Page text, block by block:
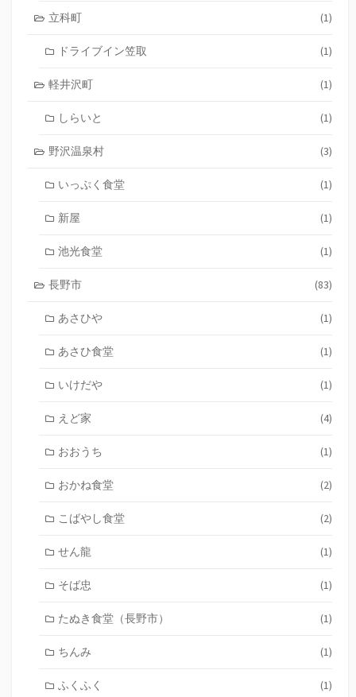
立科町 (1)
ドライブイン笠取 (1)
軽井沢町 (1)
しらいと (1)
野沢温泉村 (3)
いっぷく食堂 (1)
新屋 (1)
池光食堂 (1)
長野市 (83)
あさひや (1)
あさひ食堂 (1)
いけだや (1)
えど家 (4)
おおうち (1)
おかね食堂 (2)
こばやし食堂 (2)
せん龍 (1)
そば忠 (1)
たぬき食堂（長野市） (1)
ちんみ (1)
ふくふく (1)